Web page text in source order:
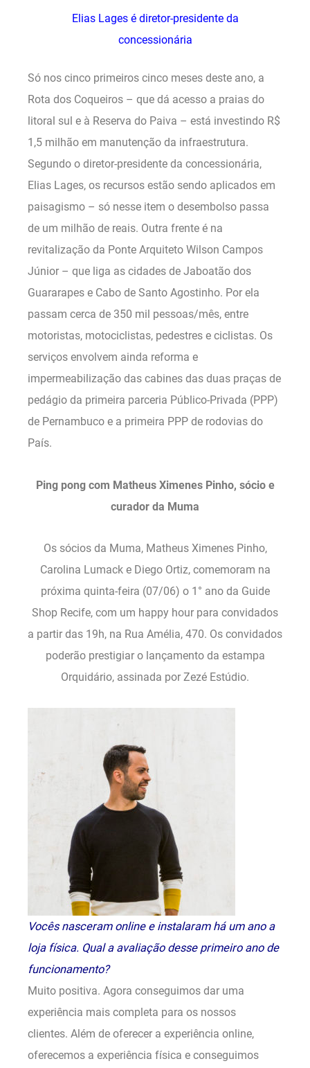
Elias Lages é diretor-presidente da
concessionária
Só nos cinco primeiros cinco meses deste ano, a
Rota dos Coqueiros – que dá acesso a praias do
litoral sul e à Reserva do Paiva – está investindo R$
1,5 milhão em manutenção da infraestrutura.
Segundo o diretor-presidente da concessionária,
Elias Lages, os recursos estão sendo aplicados em
paisagismo – só nesse item o desembolso passa
de um milhão de reais. Outra frente é na
revitalização da Ponte Arquiteto Wilson Campos
Júnior – que liga as cidades de Jaboatão dos
Guararapes e Cabo de Santo Agostinho. Por ela
passam cerca de 350 mil pessoas/mês, entre
motoristas, motociclistas, pedestres e ciclistas. Os
serviços envolvem ainda reforma e
impermeabilização das cabines das duas praças de
pedágio da primeira parceria Público-Privada (PPP)
de Pernambuco e a primeira PPP de rodovias do
País.
Ping pong com Matheus Ximenes Pinho, sócio e
curador da Muma
Os sócios da Muma, Matheus Ximenes Pinho,
Carolina Lumack e Diego Ortiz, comemoram na
próxima quinta-feira (07/06) o 1° ano da Guide
Shop Recife, com um happy hour para convidados
a partir das 19h, na Rua Amélia, 470. Os convidados
poderão prestigiar o lançamento da estampa
Orquidário, assinada por Zezé Estúdio.
Vocês nasceram online e instalaram há um ano a
loja física. Qual a avaliação desse primeiro ano de
funcionamento?
Muito positiva. Agora conseguimos dar uma
experiência mais completa para os nossos
clientes. Além de oferecer a experiência online,
oferecemos a experiência física e conseguimos